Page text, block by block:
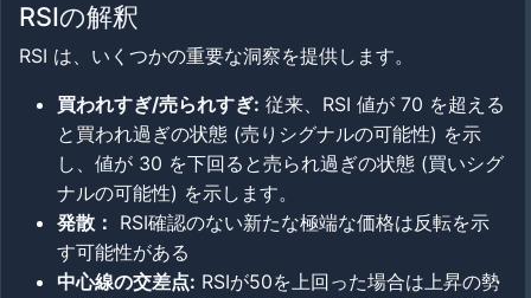
RSIの解釈
RSI は、いくつかの重要な洞察を提供します。
買われすぎ/売られすぎ: 従来、RSI 値が 70 を超える
と買われ過ぎの状態 (売りシグナルの可能性) を示
し、値が 30 を下回ると売られ過ぎの状態 (買いシグ
ナルの可能性) を示します。
発散： RSI確認のない新たな極端な価格は反転を示
す可能性がある
中心線の交差点: RSIが50を上回った場合は上昇の勢